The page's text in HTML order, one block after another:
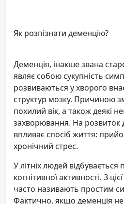
Як розпізнати деменцію?
Деменція, інакше звана
являє собою сукупність
розвиваються у хворого
структур мозку. Причиною
похилий вік, а також деякі
захворювання. На розвиток
впливає спосіб життя:
хронічний стрес.
У літніх людей
когнітивної активності. З
часто називають простим
Фактично, якщо деменція не